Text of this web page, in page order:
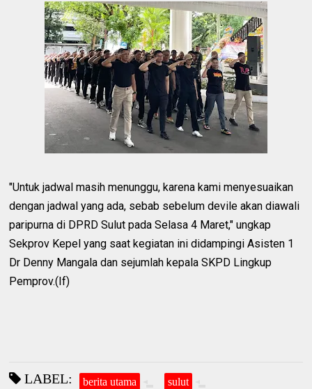
"Untuk jadwal masih menunggu, karena kami menyesuaikan
dengan jadwal yang ada, sebab sebelum devile akan diawali
paripurna di DPRD Sulut pada Selasa 4 Maret," ungkap
Sekprov Kepel yang saat kegiatan ini didampingi Asisten 1
Dr Denny Mangala dan sejumlah kepala SKPD Lingkup
Pemprov.(If)
LABEL: berita utama sulut